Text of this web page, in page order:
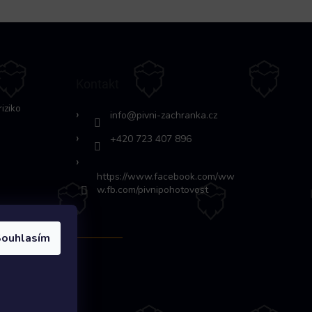
info@pivni-zachranka.cz
+420 723 407 896
https://www.facebook.com/ww
w.fb.com/pivnipohotovost